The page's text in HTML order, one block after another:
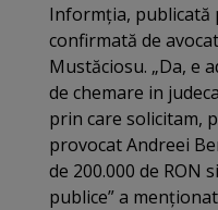
Informţia, publicată
confirmată de
Mustăciosu. „Da, e
de chemare in
prin care solicitam,
provocat Andreei
de 200.000 de RON
publice” a